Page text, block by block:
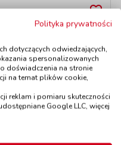
samochodów -
Wieś
kod: DV21021
DostępnośćW magazynie
do 5 dni
565,00 zł z VAT
Polityka prywatności
dotyczących odwiedzających,
spersonalizowanych
doświadczenia na stronie
na temat plików cookie,
reklam i pomiaru skuteczności
Google LLC, więcej